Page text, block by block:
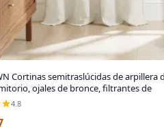
Cortinas semitraslúcidas de
ojales de bronce, filtrantes de
4.8